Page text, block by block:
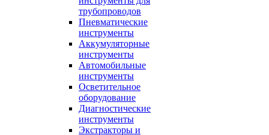
трубопроводов
Пневматические
инструменты
Аккумуляторные
инструменты
Автомобильные
инструменты
Осветительное
оборудование
Диагностические
инструменты
Экстракторы и